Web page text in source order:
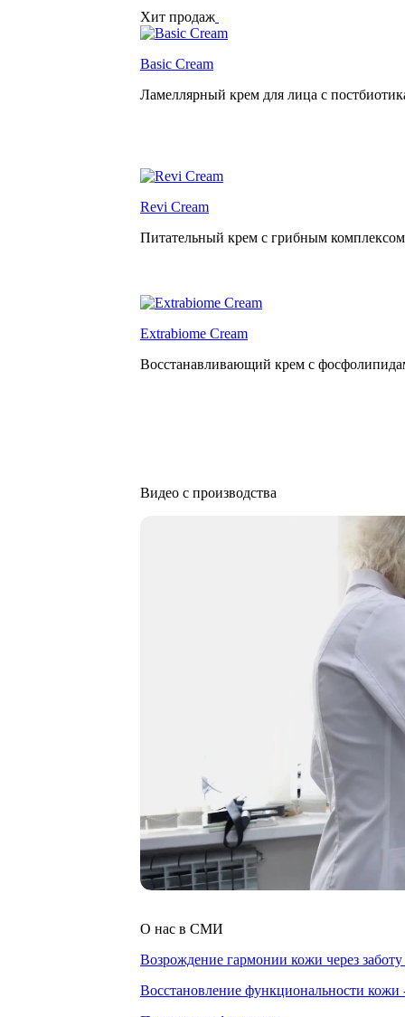
Хит продаж
Basic Cream
Ламеллярный крем для лица с
Revi Cream
Питательный крем с грибным
Extrabiome Cream
Восстанавливающий крем с
Видео с производства
О нас в СМИ
Возрождение гармонии кожи через
Восстановление функциональности